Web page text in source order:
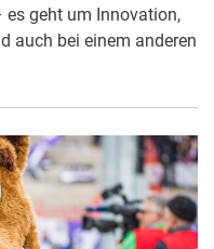
es geht um Innovation,
auch bei einem anderen